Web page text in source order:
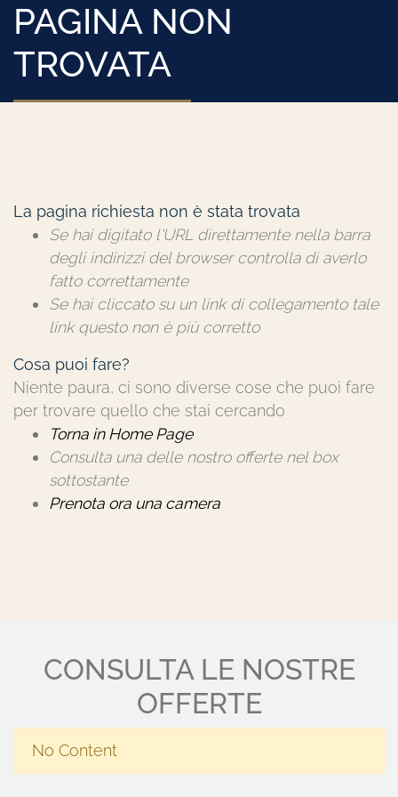
PAGINA NON
TROVATA
La pagina richiesta non è stata trovata
Se hai digitato l'URL direttamente nella barra
degli indirizzi del browser controlla di averlo
fatto correttamente
Se hai cliccato su un link di collegamento tale
link questo non è più corretto
Cosa puoi fare?
Niente paura, ci sono diverse cose che puoi fare
per trovare quello che stai cercando
Torna in Home Page
Consulta una delle nostro offerte nel box
sottostante
Prenota ora una camera
CONSULTA LE NOSTRE
OFFERTE
No Content